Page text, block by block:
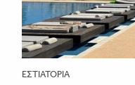
ΕΣΤΙΑΤΌΡΙΑ